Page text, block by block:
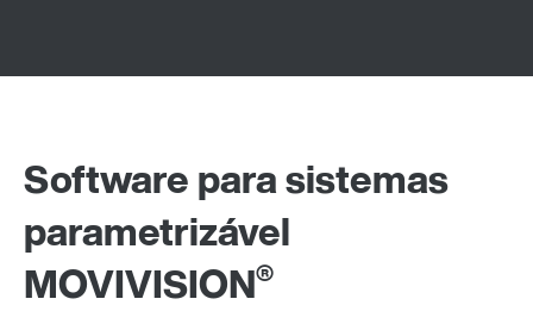
Software para sistemas
parametrizável
MOVIVISION®